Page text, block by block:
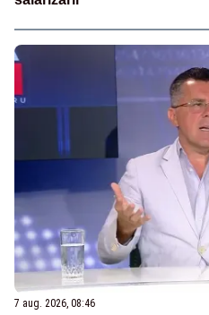
7 aug. 2026, 08:46